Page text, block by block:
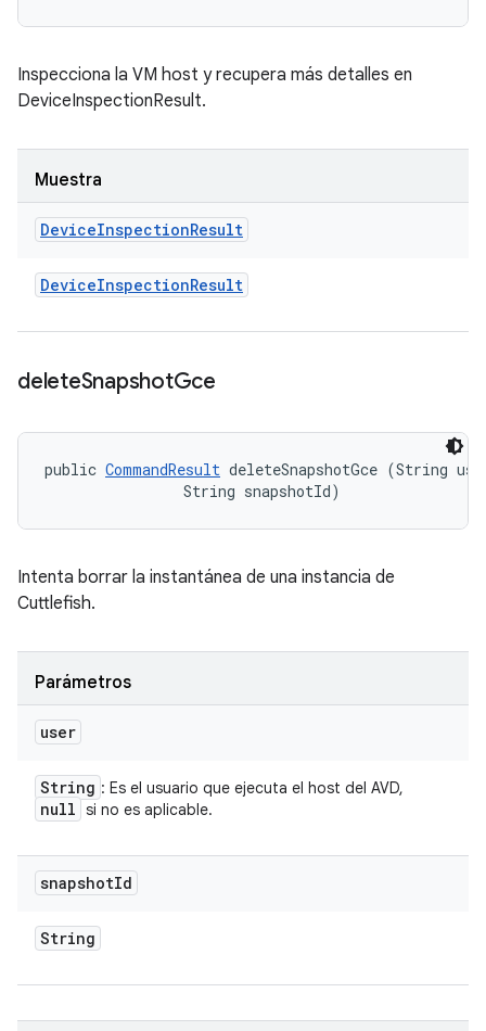
Inspecciona la VM host y recupera más detalles en
DeviceInspectionResult.
Muestra
DeviceInspectionResult
DeviceInspectionResult
deleteSnapshotGce
public CommandResult deleteSnapshotGce (String
                String snapshotId)
Intenta borrar la instantánea de una instancia de
Cuttlefish.
Parámetros
user
String : Es el usuario que ejecuta el host del AVD,
null si no es aplicable.
snapshotId
String